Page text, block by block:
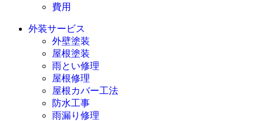
費用
外装サービス
外壁塗装
屋根塗装
雨とい修理
屋根修理
屋根カバー工法
防水工事
雨漏り修理